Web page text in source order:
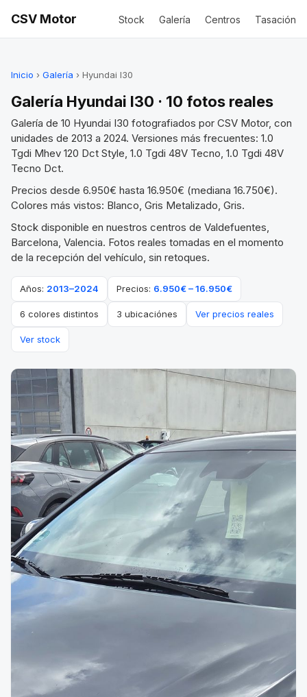
CSV Motor Stock Galería Centros Tasación
Inicio › Galería › Hyundai I30
Galería Hyundai I30 · 10 fotos reales
Galería de 10 Hyundai I30 fotografiados por CSV Motor, con
unidades de 2013 a 2024. Versiones más frecuentes: 1.0
Tgdi Mhev 120 Dct Style, 1.0 Tgdi 48V Tecno, 1.0 Tgdi 48V
Tecno Dct.
Precios desde 6.950€ hasta 16.950€ (mediana 16.750€).
Colores más vistos: Blanco, Gris Metalizado, Gris.
Stock disponible en nuestros centros de Valdefuentes,
Barcelona, Valencia. Fotos reales tomadas en el momento
de la recepción del vehículo, sin retoques.
Años: 2013–2024 Precios: 6.950€ – 16.950€
6 colores distintos 3 ubicaciónes Ver precios reales
Ver stock